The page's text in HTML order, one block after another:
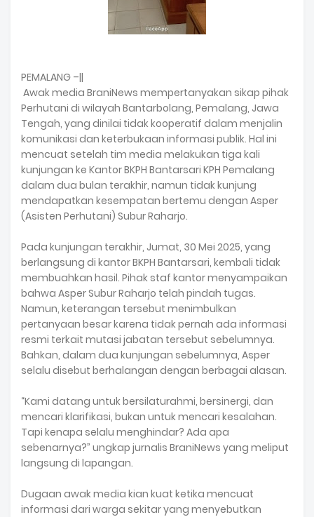
PEMALANG –||
Awak media BraniNews mempertanyakan sikap pihak
Perhutani di wilayah Bantarbolang, Pemalang, Jawa
Tengah, yang dinilai tidak kooperatif dalam menjalin
komunikasi dan keterbukaan informasi publik. Hal ini
mencuat setelah tim media melakukan tiga kali
kunjungan ke Kantor BKPH Bantarsari KPH Pemalang
dalam dua bulan terakhir, namun tidak kunjung
mendapatkan kesempatan bertemu dengan Asper
(Asisten Perhutani) Subur Raharjo.
Pada kunjungan terakhir, Jumat, 30 Mei 2025, yang
berlangsung di kantor BKPH Bantarsari, kembali tidak
membuahkan hasil. Pihak staf kantor menyampaikan
bahwa Asper Subur Raharjo telah pindah tugas.
Namun, keterangan tersebut menimbulkan
pertanyaan besar karena tidak pernah ada informasi
resmi terkait mutasi jabatan tersebut sebelumnya.
Bahkan, dalam dua kunjungan sebelumnya, Asper
selalu disebut berhalangan dengan berbagai alasan.
“Kami datang untuk bersilaturahmi, bersinergi, dan
mencari klarifikasi, bukan untuk mencari kesalahan.
Tapi kenapa selalu menghindar? Ada apa
sebenarnya?” ungkap jurnalis BraniNews yang meliput
langsung di lapangan.
Dugaan awak media kian kuat ketika mencuat
informasi dari warga sekitar yang menyebutkan